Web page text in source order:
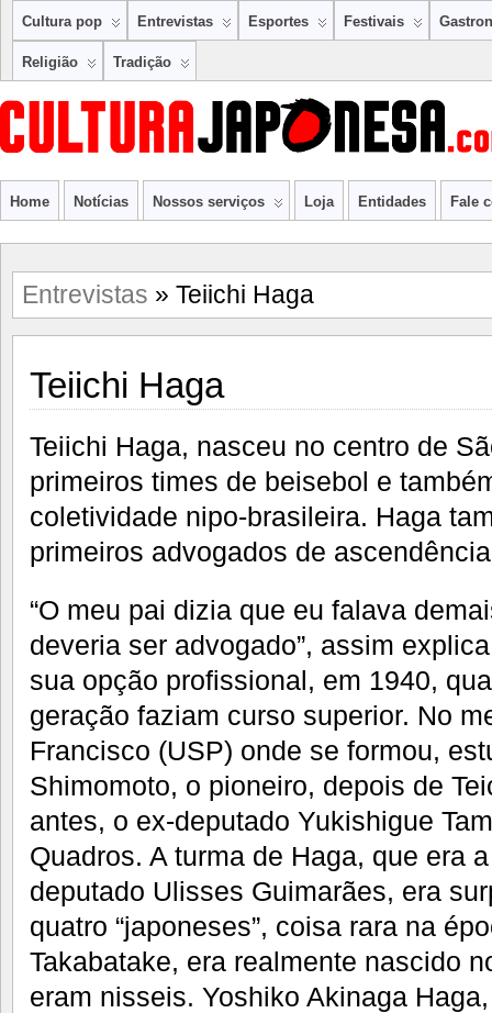
Cultura pop Entrevistas Esportes Festivais
Religião Tradição
Home Notícias Nossos serviços Loja Entidades Fale
Entrevistas » Teiichi Haga
Teiichi Haga
Teiichi Haga, nasceu no centro de
primeiros times de beisebol e
coletividade nipo-brasileira. Haga
primeiros advogados de
“O meu pai dizia que eu falava
deveria ser advogado”, assim
sua opção profissional, em 1940,
geração faziam curso superior. No
Francisco (USP) onde se formou,
Shimomoto, o pioneiro, depois de
antes, o ex-deputado Yukishigue
Quadros. A turma de Haga, que era
deputado Ulisses Guimarães, era
quatro “japoneses”, coisa rara na
Takabatake, era realmente nascido
eram nisseis. Yoshiko Akinaga